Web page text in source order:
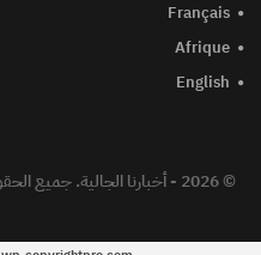
Français
Afrique
English
© 2026 - أخبارنا الجالية. جميع الحقوق محفوظة .